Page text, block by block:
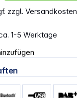
zzgl. Versandkosten
1-5 Werktage